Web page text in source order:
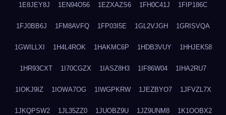
1E8JEY8J 1EN94O56 1EZXAZS6 1FH0C41J 1FIP186C
1FJ0BB6J 1FM8AVFQ 1FP03I5E 1GL2VJGH 1GRISVQA
1GWILLXI 1H4L4ROK 1HAKMC6P 1HDB3VUY 1HHJEK58
1HR93CXT 1I70CGZX 1IASZ8H3 1IF86W04 1IHA2RU7
1IOKJ9IZ 1IOWA7OG 1IWGPKRW 1JEZBYO7 1JFVZL7X
1JKQPSW2 1JL35ZZ0 1JUOBZ9U 1JZ9UNM8 1K1OOBX2